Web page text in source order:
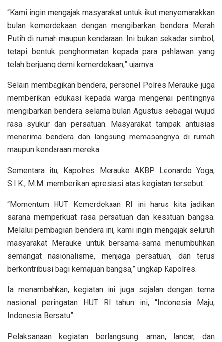
“Kami ingin mengajak masyarakat untuk ikut menyemarakkan
bulan kemerdekaan dengan mengibarkan bendera Merah
Putih di rumah maupun kendaraan. Ini bukan sekadar simbol,
tetapi bentuk penghormatan kepada para pahlawan yang
telah berjuang demi kemerdekaan,” ujarnya.
Selain membagikan bendera, personel Polres Merauke juga
memberikan edukasi kepada warga mengenai pentingnya
mengibarkan bendera selama bulan Agustus sebagai wujud
rasa syukur dan persatuan. Masyarakat tampak antusias
menerima bendera dan langsung memasangnya di rumah
maupun kendaraan mereka.
Sementara itu, Kapolres Merauke AKBP Leonardo Yoga,
S.I.K., M.M. memberikan apresiasi atas kegiatan tersebut.
“Momentum HUT Kemerdekaan RI ini harus kita jadikan
sarana memperkuat rasa persatuan dan kesatuan bangsa.
Melalui pembagian bendera ini, kami ingin mengajak seluruh
masyarakat Merauke untuk bersama-sama menumbuhkan
semangat nasionalisme, menjaga persatuan, dan terus
berkontribusi bagi kemajuan bangsa,” ungkap Kapolres.
Ia menambahkan, kegiatan ini juga sejalan dengan tema
nasional peringatan HUT RI tahun ini, “Indonesia Maju,
Indonesia Bersatu”.
Pelaksanaan kegiatan berlangsung aman, lancar, dan